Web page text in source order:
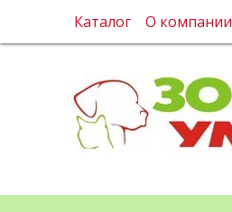
Каталог О компании